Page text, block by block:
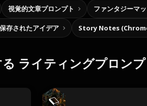
視覚的文章プロンプト ファンタジーマ
存されたアイデア Story Notes
ライティングプロンプ